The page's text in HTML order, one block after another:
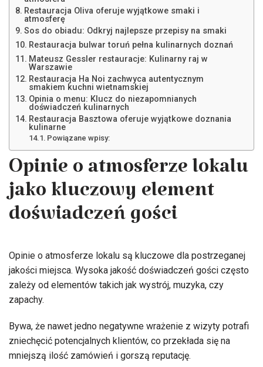
Restauracja Oliva oferuje wyjątkowe smaki i
atmosferę
Sos do obiadu: Odkryj najlepsze przepisy na smaki
Restauracja bulwar toruń pełna kulinarnych doznań
Mateusz Gessler restauracje: Kulinarny raj w
Warszawie
Restauracja Ha Noi zachwyca autentycznym
smakiem kuchni wietnamskiej
Opinia o menu: Klucz do niezapomnianych
doświadczeń kulinarnych
Restauracja Basztowa oferuje wyjątkowe doznania
kulinarne
Powiązane wpisy:
Opinie o atmosferze lokalu
jako kluczowy element
doświadczeń gości
Opinie o atmosferze lokalu są kluczowe dla postrzeganej
jakości miejsca. Wysoka jakość doświadczeń gości często
zależy od elementów takich jak wystrój, muzyka, czy
zapachy.
Bywa, że nawet jedno negatywne wrażenie z wizyty potrafi
zniechęcić potencjalnych klientów, co przekłada się na
mniejszą ilość zamówień i gorszą reputację.